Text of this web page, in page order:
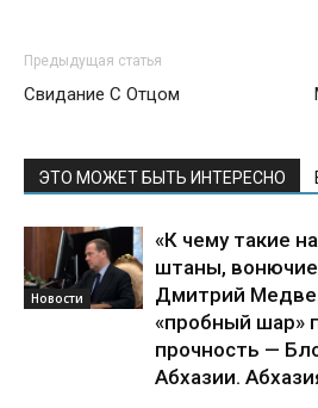
Предыдущая статья
Свидание С Отцом
ЭТО МОЖЕТ БЫТЬ ИНТЕРЕСНО
Новости
«К чему такие
штаны,
Дмитрий
«пробный шар»
прочность —
Абхазии.